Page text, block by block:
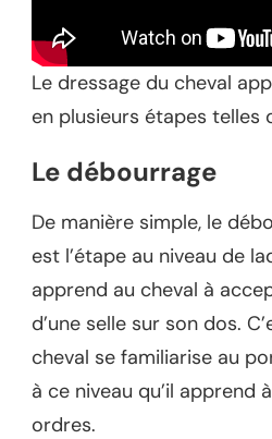
Le dressage du cheval
en plusieurs étapes telles
Le débourrage
De manière simple, le
est l’étape au niveau de
apprend au cheval à
d’une selle sur son dos.
cheval se familiarise au
à ce niveau qu’il apprend
ordres.